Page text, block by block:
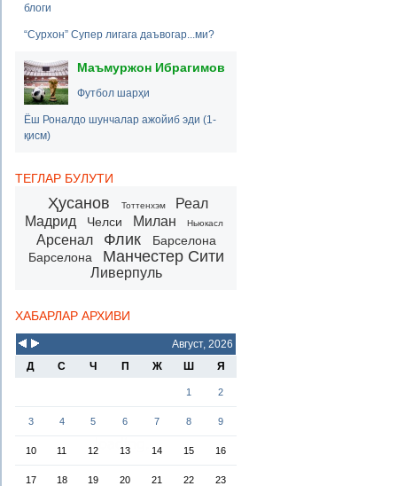
блоги
“Сурхон” Супер лигага даъвогар...ми?
Маъмуржон Ибрагимов
Футбол шарҳи
Ёш Роналдо шунчалар ажойиб эди (1-
қисм)
ТЕГЛАР БУЛУТИ
Ҳусанов Тоттенхэм
Реал
Мадрид
Челси Милан Ньюкасл
Арсенал Флик
Барселона
Барселона
Манчестер Сити
Ливерпуль
ХАБАРЛАР АРХИВИ
Август, 2026
Д
С Ч П Ж Ш Я
1 2
3 4 5 6 7 8 9
10 11 12 13 14 15 16
17 18 19 20 21 22 23